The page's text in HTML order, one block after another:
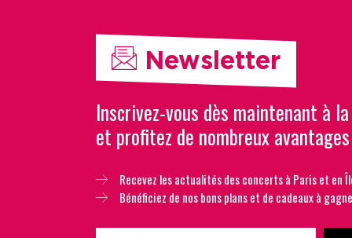
Newsletter
Inscrivez-vous dès maintenant à
et profitez de nombreux avantages
Recevez les actualités des concerts à Paris et en
Bénéficiez de nos bons plans et de cadeaux à